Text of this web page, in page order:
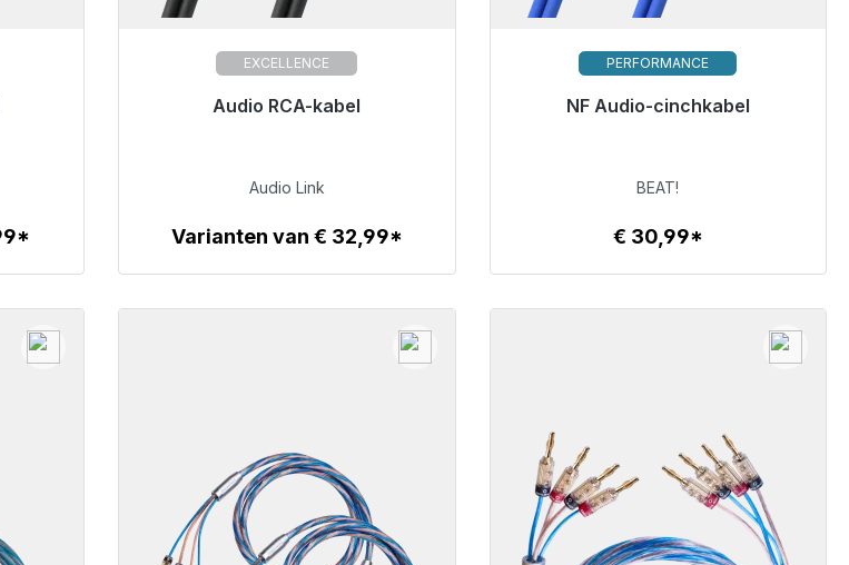
EXCELLENCE
Audio RCA-kabel
€ 36,99
Details
Audio Link
Varianten van € 32,99*
PERFORMANCE
NF Audio-cinchkabel
Klaar voor onmiddellijke verzending,
€ 30,99
Details
BEAT!
€ 30,99*